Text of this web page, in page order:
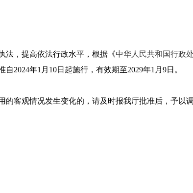
法，提高依法行政水平，根据《中华人民共和国行政
2024年1月10日起施行，有效期至2029年1月9日。
客观情况发生变化的，请及时报我厅批准后，予以调